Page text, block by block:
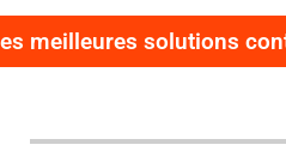
meilleures solutions